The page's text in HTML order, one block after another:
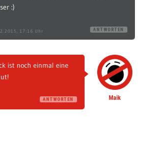
:)
17:16 Uhr ANTWORTEN
Maik
ist noch einmal eine
ANTWORTEN